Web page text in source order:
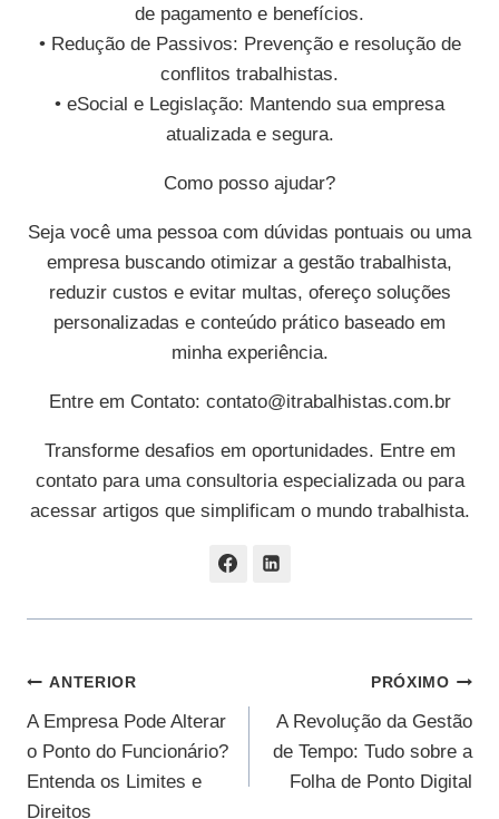
de pagamento e benefícios.
• Redução de Passivos: Prevenção e resolução de
conflitos trabalhistas.
• eSocial e Legislação: Mantendo sua empresa
atualizada e segura.
Como posso ajudar?
Seja você uma pessoa com dúvidas pontuais ou uma
empresa buscando otimizar a gestão trabalhista,
reduzir custos e evitar multas, ofereço soluções
personalizadas e conteúdo prático baseado em
minha experiência.
Entre em Contato: contato@itrabalhistas.com.br
Transforme desafios em oportunidades. Entre em
contato para uma consultoria especializada ou para
acessar artigos que simplificam o mundo trabalhista.
Navegação
De
Post
ANTERIOR
A Empresa Pode Alterar
o Ponto do Funcionário?
Entenda os Limites e
Direitos
PRÓXIMO
A Revolução da Gestão
de Tempo: Tudo sobre a
Folha de Ponto Digital